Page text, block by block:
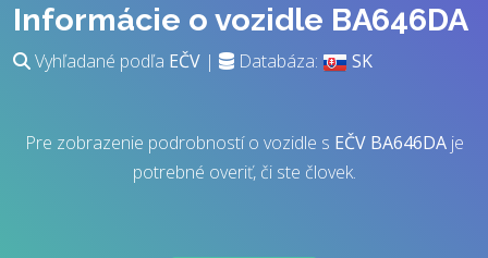
Informácie o vozidle BA646DA
Vyhľadané podľa EČV | Databáza: SK
Pre zobrazenie podrobností o vozidle s EČV BA646DAje
potrebné overiť, či ste človek.